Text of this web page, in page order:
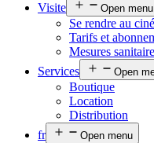
Visite
Open menu
Se rendre au
Tarifs et
Mesures
Services
Open
Boutique
Location
Distribution
fr
Open menu